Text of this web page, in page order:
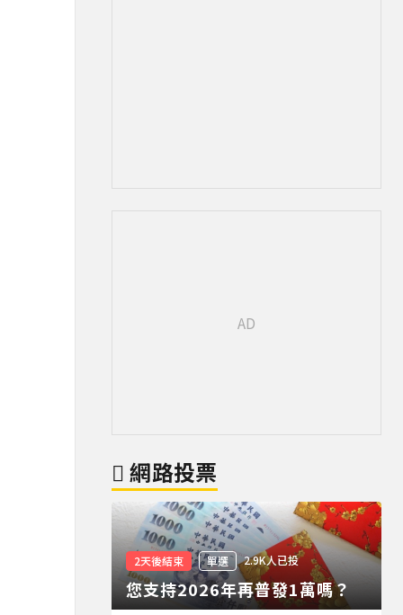
網路投票
2天後結束 單選 2.9K人已投
您支持2026年再普發1萬嗎？